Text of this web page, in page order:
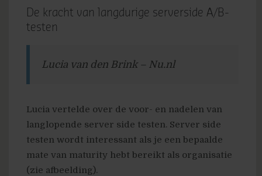
De kracht van langdurige serverside A/B-
testen
Lucia van den Brink – Nu.nl
Lucia vertelde over de voor- en nadelen van
langlopende server side testen. Server side
testen wordt interessant als je een bepaalde
mate van maturity hebt bereikt als organisatie
(zie afbeelding).